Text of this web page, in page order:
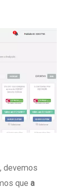
devemos
que a